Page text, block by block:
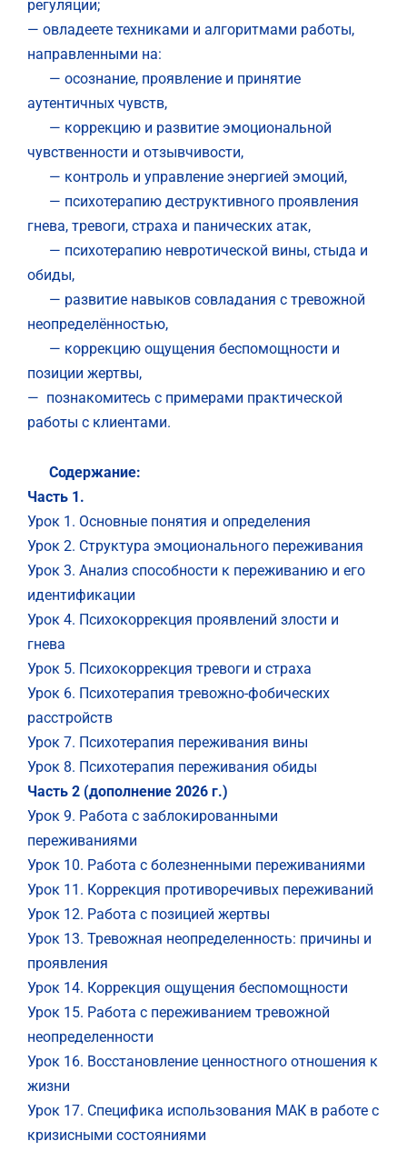
регуляции;
— овладеете техниками и алгоритмами работы,
направленными на:
— осознание, проявление и принятие
аутентичных чувств,
— коррекцию и развитие эмоциональной
чувственности и отзывчивости,
— контроль и управление энергией эмоций,
— психотерапию деструктивного проявления
гнева, тревоги, страха и панических атак,
— психотерапию невротической вины, стыда и
обиды,
— развитие навыков совладания с тревожной
неопределённостью,
— коррекцию ощущения беспомощности и
позиции жертвы,
— познакомитесь с примерами практической
работы с клиентами.
Содержание:
Часть 1.
Урок 1. Основные понятия и определения
Урок 2. Структура эмоционального переживания
Урок 3. Анализ способности к переживанию и его
идентификации
Урок 4. Психокоррекция проявлений злости и
гнева
Урок 5. Психокоррекция тревоги и страха
Урок 6. Психотерапия тревожно-фобических
расстройств
Урок 7. Психотерапия переживания вины
Урок 8. Психотерапия переживания обиды
Часть 2 (дополнение 2026 г.)
Урок 9. Работа с заблокированными
переживаниями
Урок 10. Работа с болезненными переживаниями
Урок 11. Коррекция противоречивых переживаний
Урок 12. Работа с позицией жертвы
Урок 13. Тревожная неопределенность: причины и
проявления
Урок 14. Коррекция ощущения беспомощности
Урок 15. Работа с переживанием тревожной
неопределенности
Урок 16. Восстановление ценностного отношения к
жизни
Урок 17. Специфика использования МАК в работе с
кризисными состояниями